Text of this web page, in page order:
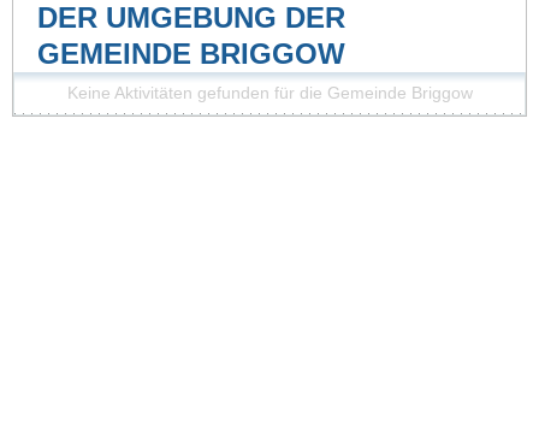
DER UMGEBUNG DER
GEMEINDE BRIGGOW
Keine Aktivitäten gefunden für die Gemeinde Briggow